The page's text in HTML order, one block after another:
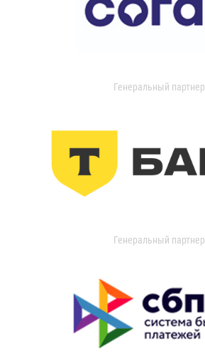
Генеральный партнер
Генеральный партнер